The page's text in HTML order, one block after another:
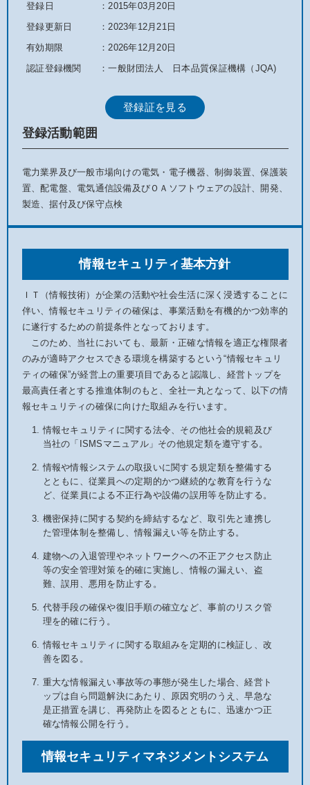
登録日
：2015年03月20日
登録更新日
：2023年12月21日
有効期限
：2026年12月20日
認証登録機関
：一般財団法人 日本品質保証機構（JQA)
登録証を見る
登録活動範囲
電力業界及び一般市場向けの電気・電子機器、制御装置、保護装
置、配電盤、電気通信設備及びＯＡソフトウェアの設計、開発、
製造、据付及び保守点検
情報セキュリティ基本方針
ＩＴ（情報技術）が企業の活動や社会生活に深く浸透することに
伴い、情報セキュリティの確保は、事業活動を有機的かつ効率的
に遂行するための前提条件となっております。
このため、当社においても、最新・正確な情報を適正な権限者
のみが適時アクセスできる環境を構築するという“情報セキュリ
ティの確保”が経営上の重要項目であると認識し、経営トップを
最高責任者とする推進体制のもと、全社一丸となって、以下の情
報セキュリティの確保に向けた取組みを行います。
情報セキュリティに関する法令、その他社会的規範及び
当社の「ISMSマニュアル」その他規定類を遵守する。
情報や情報システムの取扱いに関する規定類を整備する
とともに、従業員への定期的かつ継続的な教育を行うな
ど、従業員による不正行為や設備の誤用等を防止する。
機密保持に関する契約を締結するなど、取引先と連携し
た管理体制を整備し、情報漏えい等を防止する。
建物への入退管理やネットワークへの不正アクセス防止
等の安全管理対策を的確に実施し、情報の漏えい、盗
難、誤用、悪用を防止する。
代替手段の確保や復旧手順の確立など、事前のリスク管
理を的確に行う。
情報セキュリティに関する取組みを定期的に検証し、改
善を図る。
重大な情報漏えい事故等の事態が発生した場合、経営ト
ップは自ら問題解決にあたり、原因究明のうえ、早急な
是正措置を講じ、再発防止を図るとともに、迅速かつ正
確な情報公開を行う。
情報セキュリティマネジメントシステム